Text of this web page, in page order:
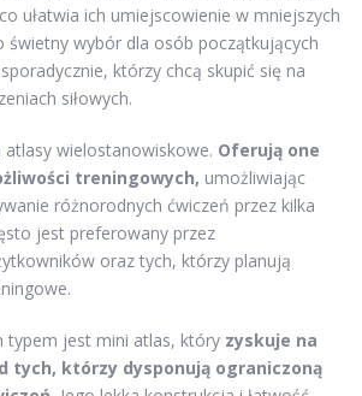
ułatwia ich umiejscowienie w mniejszych
świetny wybór dla osób początkujących
którzy chcą skupić się na
siłowych.
wielostanowiskowe. Oferują one
treningowych, umożliwiając
różnorodnych ćwiczeń przez kilka
jest preferowany przez
oraz tych, którzy planują
typem jest mini atlas, który zyskuje na
tych, którzy dysponują ograniczoną